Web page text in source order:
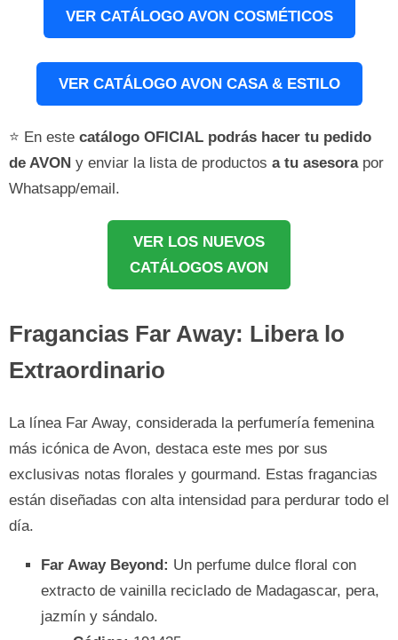
VER CATÁLOGO AVON COSMÉTICOS
VER CATÁLOGO AVON CASA & ESTILO
⭐ En este catálogo OFICIAL podrás hacer tu pedido
de AVON y enviar la lista de productos a tu asesora por
Whatsapp/email.
VER LOS NUEVOS
CATÁLOGOS AVON
Fragancias Far Away: Libera lo
Extraordinario
La línea Far Away, considerada la perfumería femenina
más icónica de Avon, destaca este mes por sus
exclusivas notas florales y gourmand. Estas fragancias
están diseñadas con alta intensidad para perdurar todo el
día.
Far Away Beyond: Un perfume dulce floral con
extracto de vainilla reciclado de Madagascar, pera,
jazmín y sándalo.